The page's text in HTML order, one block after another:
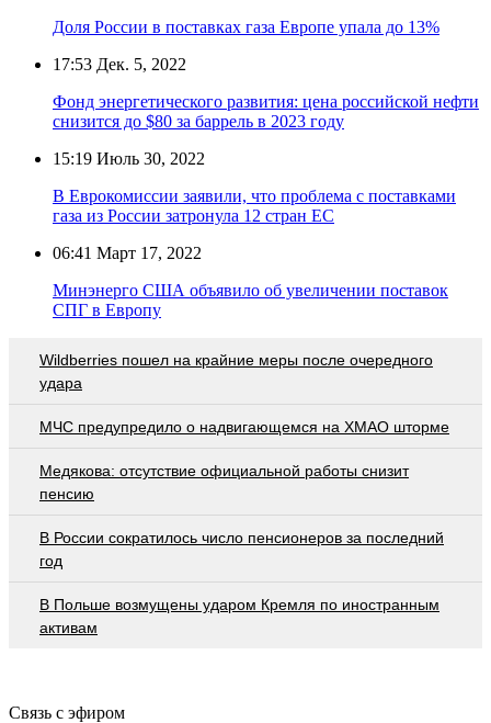
Доля России в поставках газа Европе упала до 13%
17:53 Дек. 5, 2022
Фонд энергетического развития: цена российской нефти
снизится до $80 за баррель в 2023 году
15:19 Июль 30, 2022
В Еврокомиссии заявили, что проблема с поставками
газа из России затронула 12 стран ЕС
06:41 Март 17, 2022
Минэнерго США объявило об увеличении поставок
СПГ в Европу
Wildberries пошел на крайние меры после очередного
удара
МЧС предупредило о надвигающемся на ХМАО шторме
Медякова: отсутствие официальной работы снизит
пенсию
В России сократилось число пенсионеров за последний
год
В Польше возмущены ударом Кремля по иностранным
активам
Связь с эфиром